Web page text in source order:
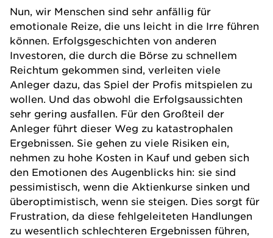
Nun, wir Menschen sind sehr anfällig für
emotionale Reize, die uns leicht in die Irre führen
können. Erfolgsgeschichten von anderen
Investoren, die durch die Börse zu schnellem
Reichtum gekommen sind, verleiten viele
Anleger dazu, das Spiel der Profis mitspielen zu
wollen. Und das obwohl die Erfolgsaussichten
sehr gering ausfallen. Für den Großteil der
Anleger führt dieser Weg zu katastrophalen
Ergebnissen. Sie gehen zu viele Risiken ein,
nehmen zu hohe Kosten in Kauf und geben sich
den Emotionen des Augenblicks hin: sie sind
pessimistisch, wenn die Aktienkurse sinken und
überoptimistisch, wenn sie steigen. Dies sorgt für
Frustration, da diese fehlgeleiteten Handlungen
zu wesentlich schlechteren Ergebnissen führen,